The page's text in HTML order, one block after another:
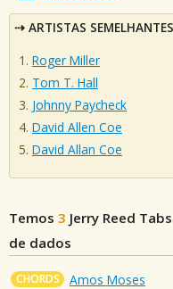
ARTISTAS
Roger Miller
Tom T. Hall
Johnny Paycheck
David Allen Coe
David Allan Coe
Temos 3 Jerry Reed
de dados
CHORDS Amos Moses